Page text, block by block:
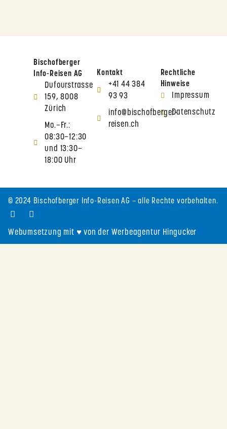
Bischofberger
Info-Reisen AG
Dufourstrasse
159, 8008
Zürich
Mo.–Fr.:
08:30–12:30
und 13:30–
18:00 Uhr
Kontakt
+41 44 384
93 93
info@bischofberger-
reisen.ch
Rechtliche
Hinweise
Impressum
Datenschutz
© 2024 Bischofberger Info-Reisen AG – alle Rechte vorbehalten.
Webumsetzung mit ♥ von der Werbeagentur Hingucker